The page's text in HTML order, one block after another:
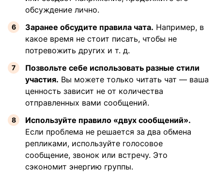
обсуждение лично.
Заранее обсудите правила чата. Например, в
какое время не стоит писать, чтобы не
потревожить других и т. д.
Позвольте себе использовать разные стили
участия. Вы можете только читать чат — ваша
ценность зависит не от количества
отправленных вами сообщений.
Используйте правило «двух сообщений».
Если проблема не решается за два обмена
репликами, используйте голосовое
сообщение, звонок или встречу. Это
сэкономит энергию группы.